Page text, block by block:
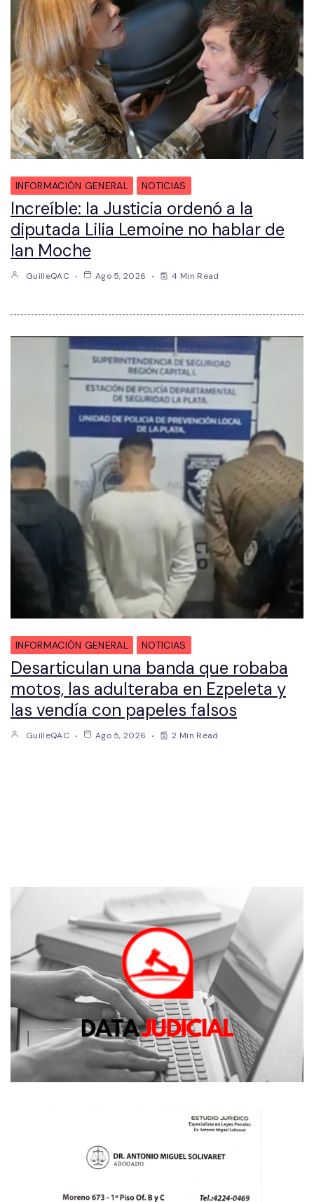
INFORMACIÓN GENERAL NOTICIAS
Increíble: la Justicia ordenó a la
diputada Lilia Lemoine no hablar de
Ian Moche
GuilleQAC Ago 5, 2026 4 Min Read
INFORMACIÓN GENERAL NOTICIAS
Desarticulan una banda que robaba
motos, las adulteraba en Ezpeleta y
las vendía con papeles falsos
GuilleQAC Ago 5, 2026 2 Min Read